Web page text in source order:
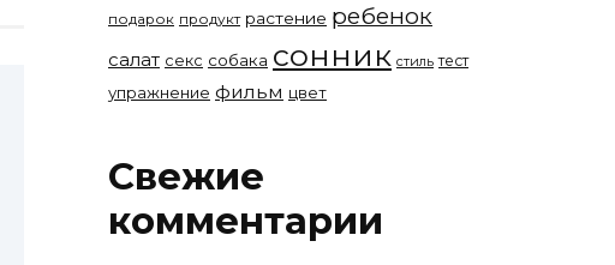
подарок продукт растение ребенок
салат секс собака сонник стиль тест
упражнение фильм цвет
Свежие
комментарии